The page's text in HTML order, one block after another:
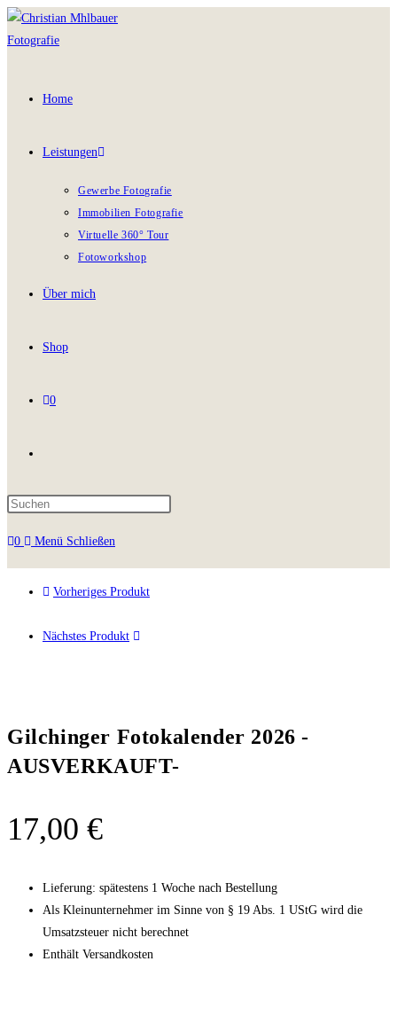
Home
Leistungen
Gewerbe Fotografie
Immobilien Fotografie
Virtuelle 360° Tour
Fotoworkshop
Über mich
Shop
0
0 Menü Schließen
Vorheriges Produkt
Nächstes Produkt
Gilchinger Fotokalender 2026 -
AUSVERKAUFT-
17,00 €
Lieferung: spätestens 1 Woche nach Bestellung
Als Kleinunternehmer im Sinne von § 19 Abs. 1 UStG wird die
Umsatzsteuer nicht berechnet
Enthält Versandkosten